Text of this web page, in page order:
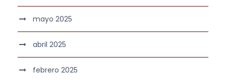
mayo 2025
abril 2025
febrero 2025